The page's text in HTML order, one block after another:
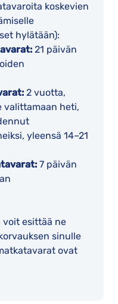
koskevien
hylätään):
21 päivän
2 vuotta,
valittamaan heti,
yleensä 14–21
7 päivän
voit esittää ne
sinulle
ovat